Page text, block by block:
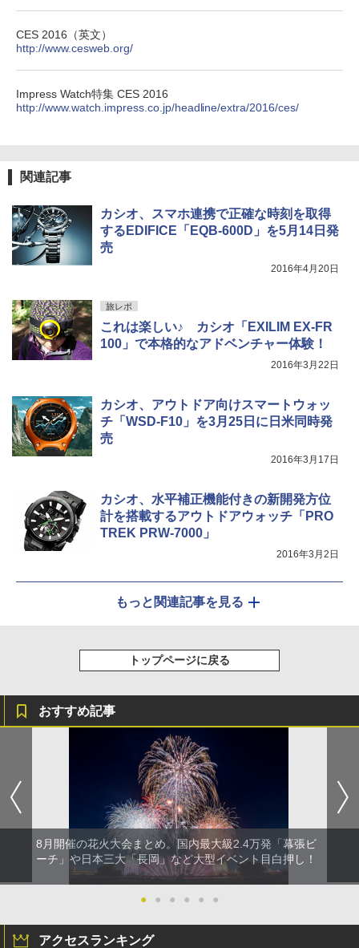
￥9,990
[キャンパーズコレクション 山善] 傘みたいに
広げるだけ パッとサッとテント キューブワ
ッシュ 4人用 簡単設置 ポップアップテント P
ATCW-150B エクルベージュ
￥3,680
着替えテント トイレテント 透けない【換気
通気窓付き】収納袋付き UVカット 防水 防災
￥3,080
CES 2016（英文）
http://www.cesweb.org/
Impress Watch特集 CES 2016
http://www.watch.impress.co.jp/headline/extra/2016/ces/
関連記事
カシオ、スマホ連携で正確な時刻を取得
するEDIFICE「EQB-600D」を5月14日発
売
2016年4月20日
旅レポ
これは楽しい♪ カシオ「EXILIM EX-FR
100」で本格的なアドベンチャー体験！
2016年3月22日
カシオ、アウトドア向けスマートウォッ
チ「WSD-F10」を3月25日に日米同時発
売
2016年3月17日
カシオ、水平補正機能付きの新開発方位
計を搭載するアウトドアウォッチ「PRO
TREK PRW-7000」
2016年3月2日
もっと関連記事を見る
トップページに戻る
おすすめ記事
8月開催の花火大会まとめ。国内最大級2.4万発「幕張ビ
ーチ」や日本三大「長岡」など大型イベント目白押し！
● ● ● ● ● ●
アクセスランキング